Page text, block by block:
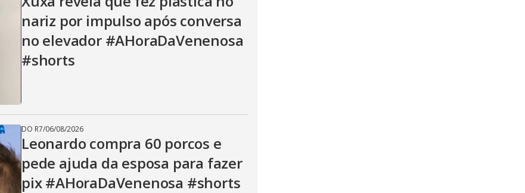
d
e
o
nariz por impulso após conversa
no elevador #AHoraDaVenenosa
#shorts
DO R7/06/08/2026
Leonardo compra 60 porcos e
pede ajuda da esposa para fazer
pix #AHoraDaVenenosa #shorts